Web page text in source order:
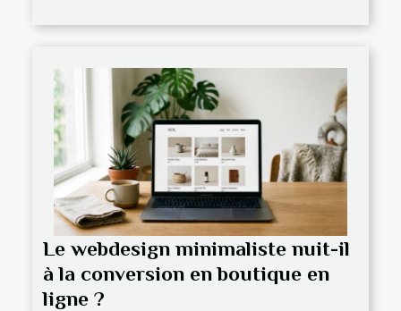
Le webdesign minimaliste nuit-il
à la conversion en boutique en
ligne ?